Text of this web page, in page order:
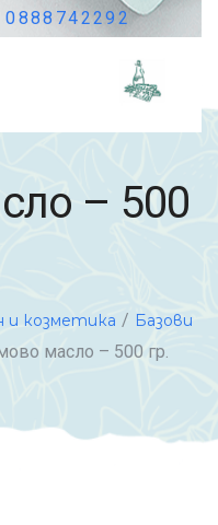
– 500
и козметика / Базови
масло – 500 гр.